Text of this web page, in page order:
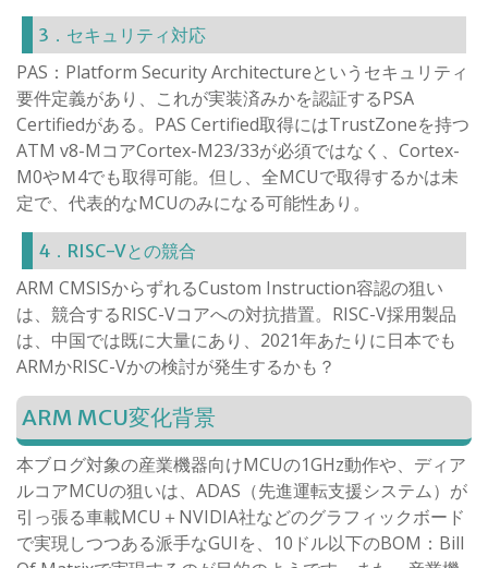
3．セキュリティ対応
PAS：Platform Security Architectureというセキュリティ
要件定義があり、これが実装済みかを認証するPSA
Certifiedがある。PAS Certified取得にはTrustZoneを持つ
ATM v8-MコアCortex-M23/33が必須ではなく、Cortex-
M0やＭ4でも取得可能。但し、全MCUで取得するかは未
定で、代表的なMCUのみになる可能性あり。
4．RISC-Vとの競合
ARM CMSISからずれるCustom Instruction容認の狙い
は、競合するRISC-Vコアへの対抗措置。RISC-V採用製品
は、中国では既に大量にあり、2021年あたりに日本でも
ARMかRISC-Vかの検討が発生するかも？
ARM MCU変化背景
本ブログ対象の産業機器向けMCUの1GHz動作や、ディア
ルコアMCUの狙いは、ADAS（先進運転支援システム）が
引っ張る車載MCU＋NVIDIA社などのグラフィックボード
で実現しつつある派手なGUIを、10ドル以下のBOM：Bill